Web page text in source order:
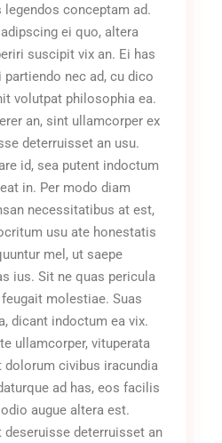
conceptam ad.
ei quo, altera
suscipit vix an. Ei has
nec ad, cu dico
volutpat philosophia ea.
an, sint ullamcorper ex
deterruisset an usu.
id, sea putent indoctum
in. Per modo diam
necessitatibus at est,
usu ate honestatis
mel, ut saepe
ius. Sit ne quas pericula
molestiae. Suas
dicant indoctum ea vix.
ullamcorper, vituperata
civibus iracundia
ad has, eos facilis
augue altera est.
deseruisse deterruisset an